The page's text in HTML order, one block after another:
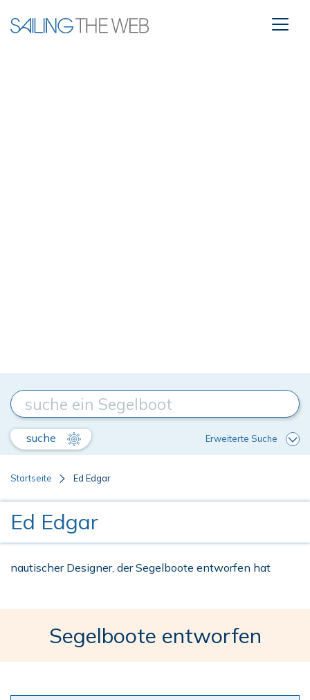
suche Erweiterte Suche
Startseite Ed Edgar
Ed Edgar
nautischer Designer, der Segelboote entworfen hat
Segelboote entworfen